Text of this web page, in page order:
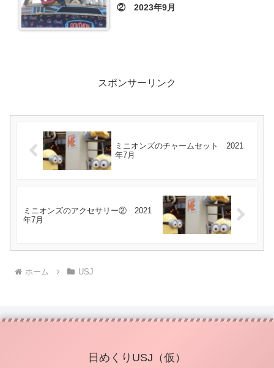
② 2023年9月
スポンサーリンク
ミニオンズのチャームセット 2021
年7月
ミニオンズのアクセサリー② 2021
年7月
ホーム USJ
日めくりUSJ（仮）